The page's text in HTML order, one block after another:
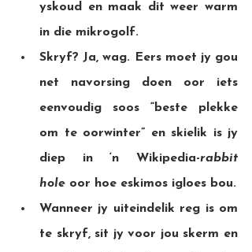
yskoud en maak dit weer warm
in die mikrogolf.
Skryf? Ja, wag. Eers moet jy gou
net navorsing doen oor iets
eenvoudig soos “beste plekke
om te oorwinter” en skielik is jy
diep in ‘n Wikipedia-rabbit
hole oor hoe eskimos igloes bou.
Wanneer jy uiteindelik reg is om
te skryf, sit jy voor jou skerm en